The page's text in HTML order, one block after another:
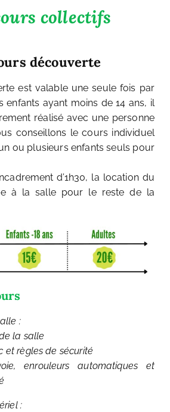
collectifs
découverte
est valable une seule fois par
enfants ayant moins de 14 ans, il
réalisé avec une personne
conseillons le cours individuel
ou plusieurs enfants seuls pour
d’1h30, la location du
à la salle pour le reste de la
:
la salle
et règles de sécurité
enrouleurs automatiques et
: